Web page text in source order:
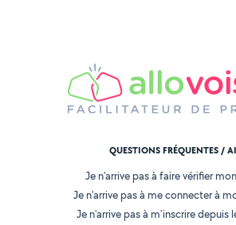
QUESTIONS FRÉQUENTES /
Je n'arrive pas à faire vérifier
Je n'arrive pas à me connecter à
Je n'arrive pas à m'inscrire depuis